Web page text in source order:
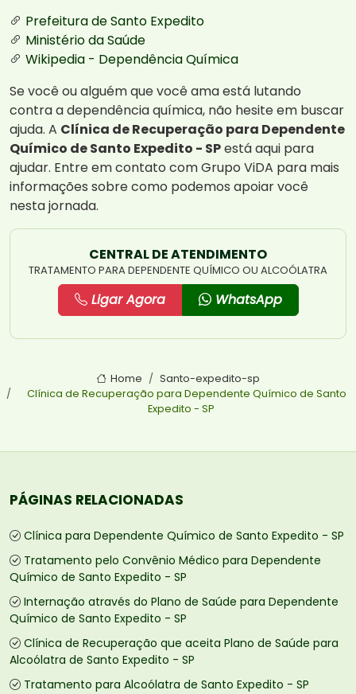
Prefeitura de Santo Expedito
Ministério da Saúde
Wikipedia - Dependência Química
Se você ou alguém que você ama está lutando
contra a dependência química, não hesite em buscar
ajuda. A Clínica de Recuperação para Dependente
Químico de Santo Expedito - SPestá aqui para
ajudar. Entre em contato com Grupo ViDA para mais
informações sobre como podemos apoiar você
nesta jornada.
CENTRAL DE ATENDIMENTO
TRATAMENTO PARA DEPENDENTE QUÍMICO OU ALCOÓLATRA
Ligar Agora WhatsApp
Home
Santo-expedito-sp
Clínica de Recuperação para Dependente Químico de Santo
Expedito - SP
PÁGINAS RELACIONADAS
Clínica para Dependente Químico de Santo Expedito - SP
Tratamento pelo Convênio Médico para Dependente
Químico de Santo Expedito - SP
Internação através do Plano de Saúde para Dependente
Químico de Santo Expedito - SP
Clínica de Recuperação que aceita Plano de Saúde para
Alcoólatra de Santo Expedito - SP
Tratamento para Alcoólatra de Santo Expedito - SP